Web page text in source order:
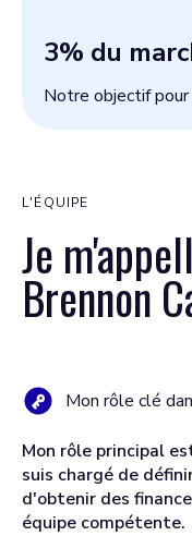
3% du
Notre objectif pour
L'ÉQUIPE
Je
Brennon
Mon rôle clé
Mon rôle principal
suis chargé de
d'obtenir des
équipe compétente.